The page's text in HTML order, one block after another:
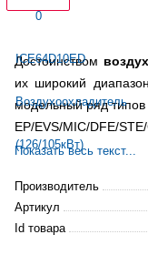
Достоинством
их широкий
модельный ряд
EP/EVS/MIC/
разработандля
Показать весь текст...
Производитель
Артикул
Id товара